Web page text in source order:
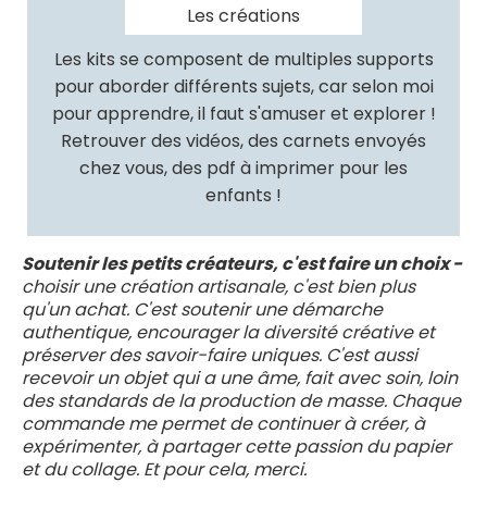
Les créations
Les kits se composent de multiples supports
pour aborder différents sujets, car selon moi
pour apprendre, il faut s'amuser et explorer !
Retrouver des vidéos, des carnets envoyés
chez vous, des pdf à imprimer pour les
enfants !
Soutenir les petits créateurs, c'est faire un choix -
choisir une création artisanale, c'est bien plus
qu'un achat. C'est soutenir une démarche
authentique, encourager la diversité créative et
préserver des savoir-faire uniques. C'est aussi
recevoir un objet qui a une âme, fait avec soin, loin
des standards de la production de masse. Chaque
commande me permet de continuer à créer, à
expérimenter, à partager cette passion du papier
et du collage. Et pour cela, merci.